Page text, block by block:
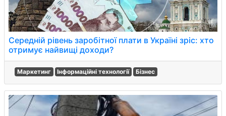
Середній рівень заробітної плати в Україні зріс: хто
отримує найвищі доходи?
Маркетинг Інформаційні технології Бізнес